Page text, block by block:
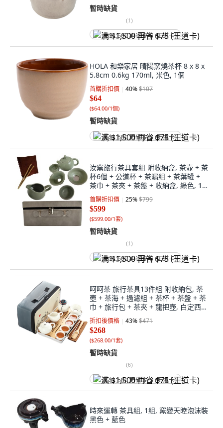
暫時缺貨
(1)
满 $1,500 再省 $75 (王道卡)
HOLA 和樂家居 晴陽窯燒茶杯 8 x 8 x
5.8cm 0.6kg 170ml, 米色, 1個
首購折扣價 40%$107
$64
($64.00/1個)
暫時缺貨
满 $1,500 再省 $75 (王道卡)
汝窯旅行茶具套組 附收納盒, 茶壺 + 茶
杯6個 + 公道杯 + 茶漏組 + 茶葉罐 +
茶巾 + 茶夾 + 茶盤 + 收納盒, 綠色, 1
個
首購折扣價 25%$799
$599
($599.00/1套)
暫時缺貨
(1)
满 $1,500 再省 $75 (王道卡)
呵呵茶 旅行茶具13件組 附收納包, 茶
壺 + 茶海 + 過濾組 + 茶杯 + 茶盤 + 茶
巾 + 旅行包 + 茶夾 + 龍把壺, 白定西
施, 1組
折扣後價格 43%$471
$268
($268.00/1套)
暫時缺貨
(6)
满 $1,500 再省 $75 (王道卡)
時來運轉 茶具組, 1組, 窯變天睦泡沫裝
黑色 + 藍色